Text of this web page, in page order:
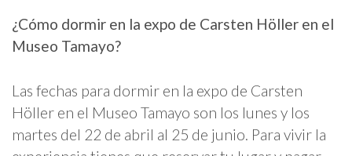
¿Cómo dormir en la expo de Carsten Höller en el
Museo Tamayo?
Las fechas para dormir en la expo de Carsten
Höller en el Museo Tamayo son los lunes y los
martes del 22 de abril al 25 de junio. Para vivir la